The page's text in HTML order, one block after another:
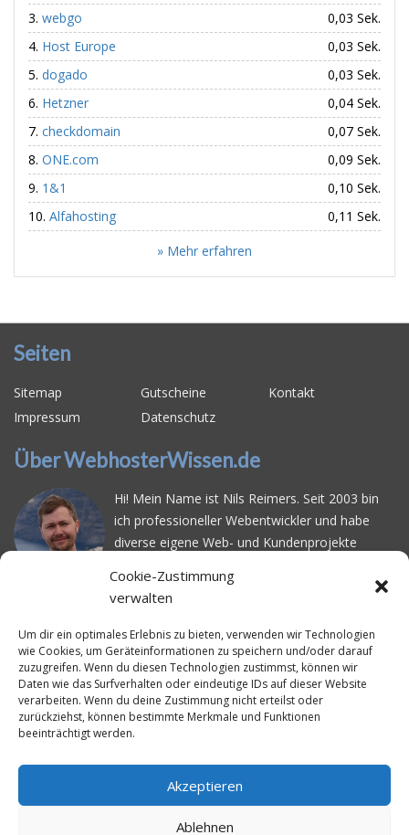
Cookie-Zustimmung
verwalten
Um dir ein optimales Erlebnis zu bieten, verwenden wir Technologien
wie Cookies, um Geräteinformationen zu speichern und/oder darauf
zuzugreifen. Wenn du diesen Technologien zustimmst, können wir
Daten wie das Surfverhalten oder eindeutige IDs auf dieser Website
verarbeiten. Wenn du deine Zustimmung nicht erteilst oder
zurückziehst, können bestimmte Merkmale und Funktionen
beeinträchtigt werden.
Akzeptieren
Ablehnen
webgo
0,03 Sek.
Host Europe
0,03 Sek.
dogado
0,03 Sek.
Hetzner
0,04 Sek.
checkdomain
0,07 Sek.
ONE.com
0,09 Sek.
1&1
0,10 Sek.
Alfahosting
0,11 Sek.
» Mehr erfahren
Seiten
Sitemap Gutscheine
Kontakt
Impressum
Datenschutz
Über WebhosterWissen.de
Hi! Mein Name ist Nils Reimers. Seit 2003 bin
ich professioneller Webentwickler und habe
diverse eigene Web- und Kundenprojekte
schwierig ist gutes Webhosting zu finden: Bei
vielen Anbietern ärgert man sich über
Serverausfälleoder überlangsame
Ladezeiten. Deswegen habe ich im Mai 2016
angefangen, die bekanntesten Webhoster
systematisch zu testen und deren
Erreichbarkeit und Ladezeit für eine typische
Website basierend auf dem beliebten CMS-
System WordPress zu protokollieren. Auf
WebhosterWissen.de werte ich diese
Messungen kontinuierlich aus und gebe euch
unabhängige Empfehlungen für den idealen